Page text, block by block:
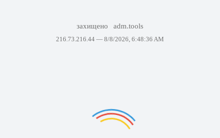
захищено adm.tools
216.73.216.44 — 8/8/2026, 6:48:36 AM